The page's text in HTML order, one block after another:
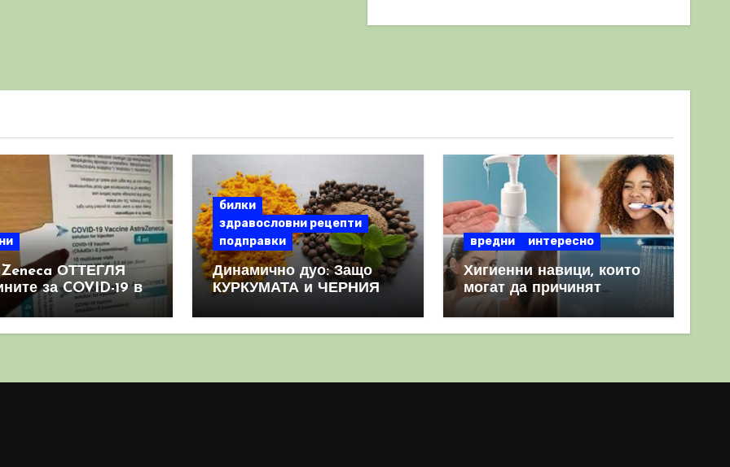
ОТТЕГЛЯ
за COVID-19 в
мащаб, след
че те
билки
здравословни рецепти
подправки
Динамично дуо: Защо
КУРКУМАТА и ЧЕРНИЯ
комбинация
вредни интересно
Хигиенни навици, които
могат да причинят
повече вреда, отколкото
полза